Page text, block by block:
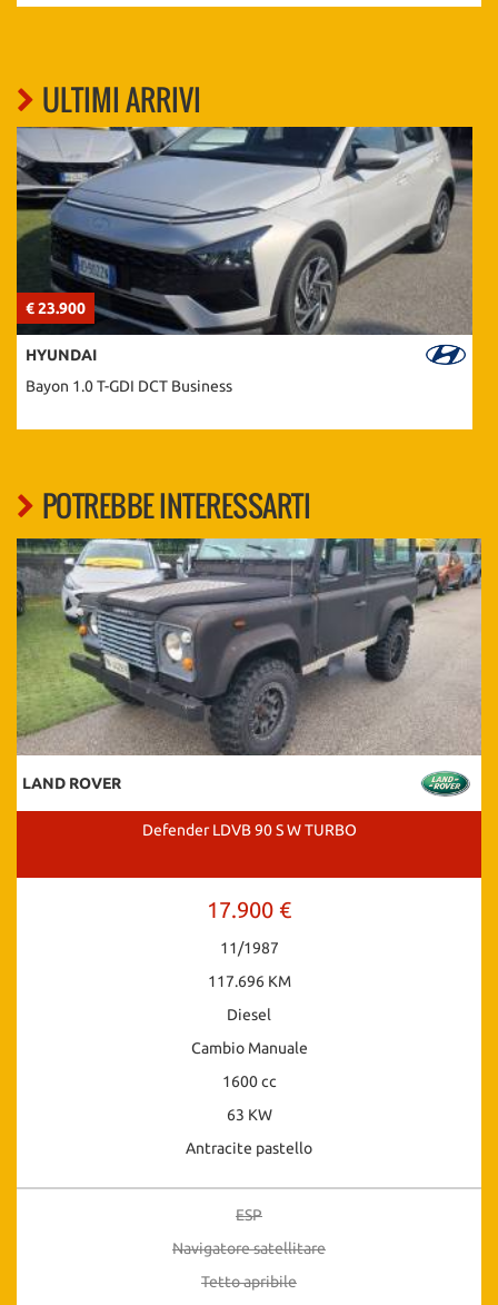
ULTIMI ARRIVI
€ 23.900
HYUNDAI
Bayon 1.0 T-GDI DCT Business
POTREBBE INTERESSARTI
LAND ROVER
Defender LDVB 90 S W TURBO
17.900 €
11/1987
117.696 KM
Diesel
Cambio Manuale
1600 cc
63 KW
Antracite pastello
ESP
Navigatore satellitare
Tetto apribile